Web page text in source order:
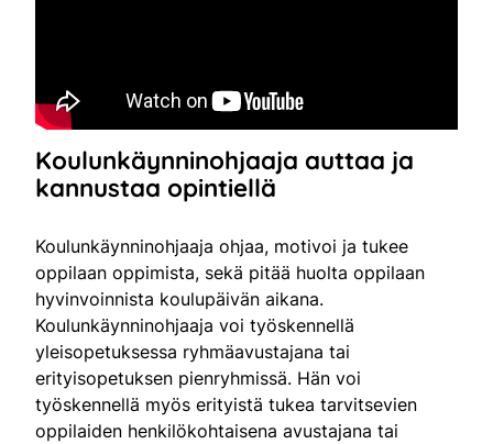
Koulunkäynninohjaaja auttaa ja
kannustaa opintiellä
Koulunkäynninohjaaja ohjaa, motivoi ja tukee
oppilaan oppimista, sekä pitää huolta oppilaan
hyvinvoinnista koulupäivän aikana.
Koulunkäynninohjaaja voi työskennellä
yleisopetuksessa ryhmäavustajana tai
erityisopetuksen pienryhmissä. Hän voi
työskennellä myös erityistä tukea tarvitsevien
oppilaiden henkilökohtaisena avustajana tai